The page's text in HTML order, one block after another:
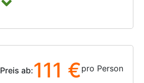
Preis ab:111 €pro Person